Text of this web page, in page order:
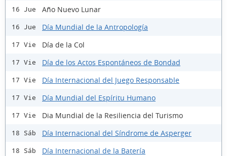
16 Jue Año Nuevo Lunar
16 Jue Día Mundial de la Antropología
17 Vie Día de la Col
17 Vie Día de los Actos Espontáneos de Bondad
17 Vie Día Internacional del Juego Responsable
17 Vie Día Mundial del Espíritu Humano
17 Vie Dia Mundial de la Resiliencia del Turismo
18 Sáb Día Internacional del Síndrome de Asperger
18 Sáb Día Internacional de la Batería